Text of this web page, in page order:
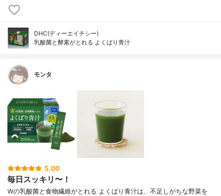
DHC(ディーエイチシー)
乳酸菌と酵素がとれる よくばり青汁
モンタ
5.00
毎日スッキリ〜！
Wの乳酸菌と食物繊維がとれる よくばり青汁は、不足しがちな野菜を